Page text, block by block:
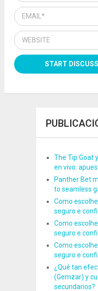
The Tip Goat
en vivo:
Panther Bet
to seamless
Como
seguro e
Como
seguro e
Como
seguro e
¿Qué tan
(Gemzar) y
secundarios?